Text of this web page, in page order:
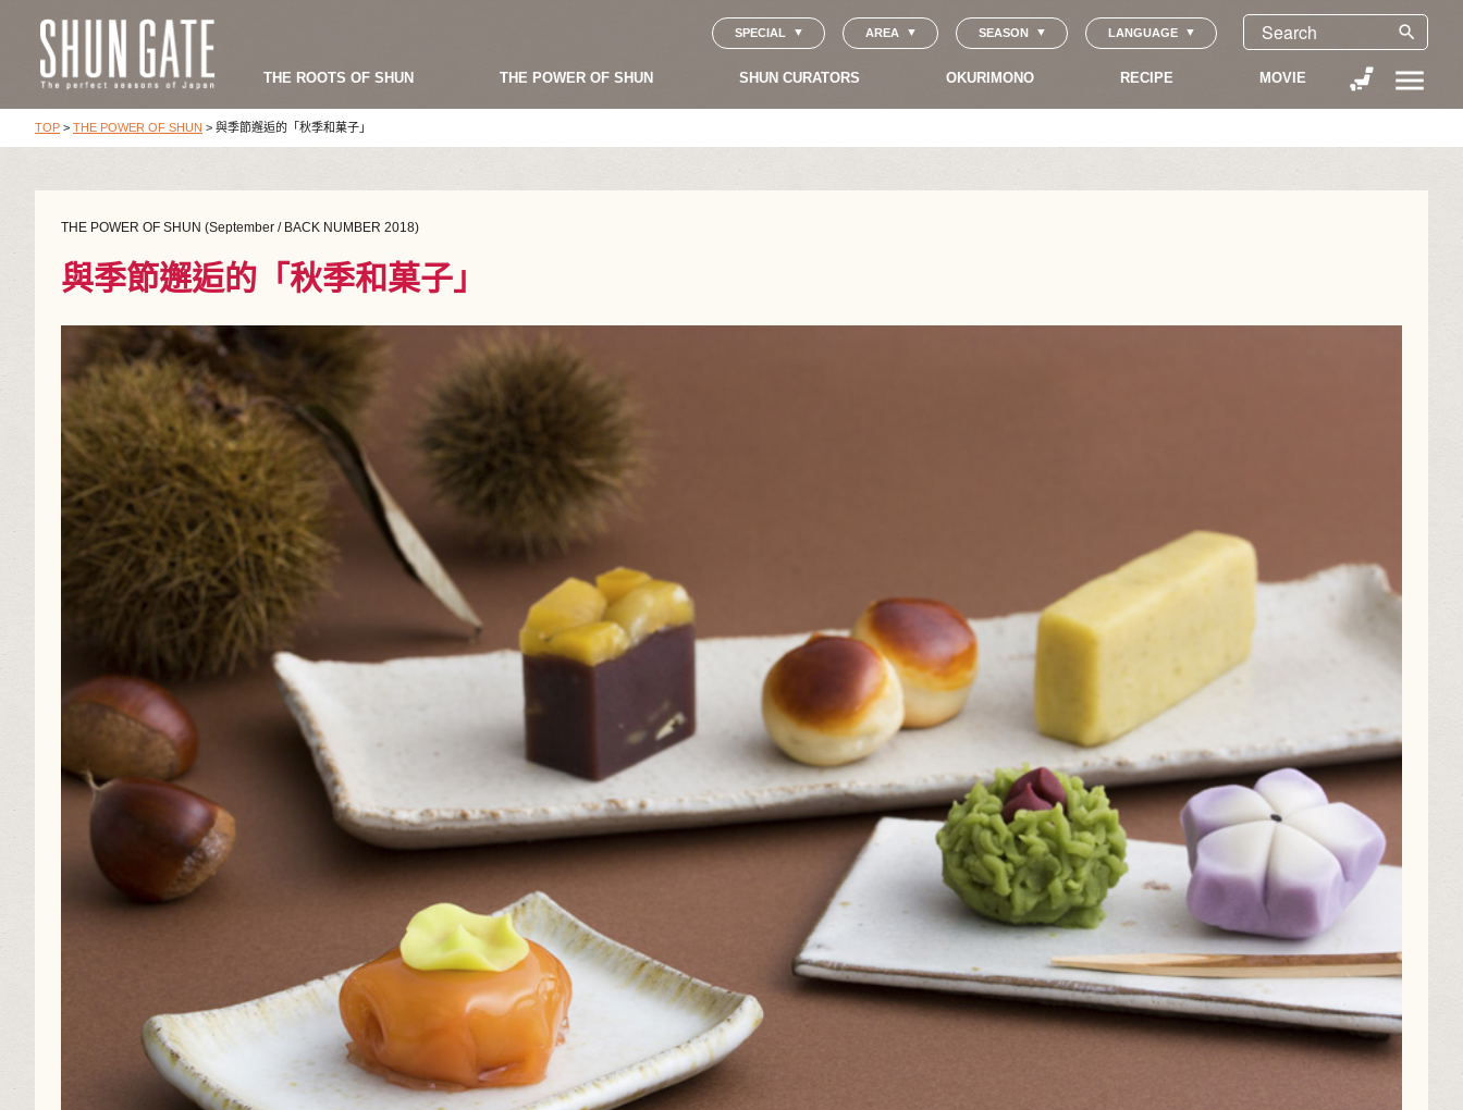
SPECIAL AREA SEASON LANGUAGE search
THE ROOTS OF SHUN THE POWER OF SHUN SHUN CURATORS OKURIMONO RECIPE MOVIE menu
TOP > THE POWER OF SHUN > 與季節邂逅的「秋季和菓子」
THE POWER OF SHUN (September / BACK NUMBER 2018)
與季節邂逅的「秋季和菓子」